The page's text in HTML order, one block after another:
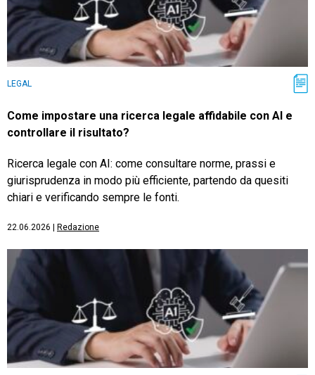
LEGAL
Come impostare una ricerca legale affidabile con AI e
controllare il risultato?
Ricerca legale con AI: come consultare norme, prassi e
giurisprudenza in modo più efficiente, partendo da quesiti
chiari e verificando sempre le fonti.
22.06.2026 Redazione